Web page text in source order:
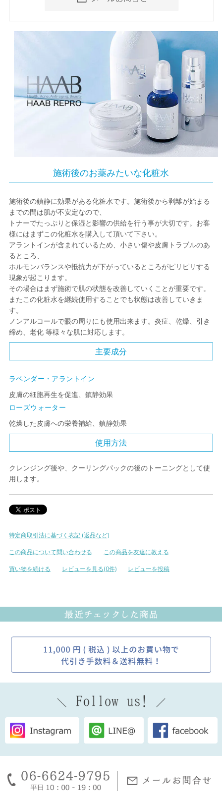
施術後のお薬みたいな化粧水
施術後の鎮静に効果がある化粧水です。施術後から剥離が始まる
までの間は肌が不安定なので、
トナーでたっぷりと保湿と影響の供給を行う事が大切です。お客
様にはまずこの化粧水を購入して頂いて下さい。
アラントインが含まれているため、小さい傷や皮膚トラブルのあ
るところ、
ホルモンバランスや抵抗力が下がっているところがピリピリする
現象が起こります。
その場合はまず施術で肌の状態を改善していくことが重要です。
またこの化粧水を継続使用することでも状態は改善していきま
す。
ノンアルコールで眼の周りにも使用出来ます。炎症、乾燥、引き
締め、老化 等様々な肌に対応します。
主要成分
ラベンダー・アラントイン
皮膚の細胞再生を促進、鎮静効果
ローズウォーター
乾燥した皮膚への栄養補給、鎮静効果
使用方法
クレンジング後や、クーリングパックの後のトーニングとして使
用します。
特定商取引法に基づく表記 (返品など)
この商品について問い合わせる
この商品を友達に教える
買い物を続ける
レビューを見る(0件) レビューを投稿